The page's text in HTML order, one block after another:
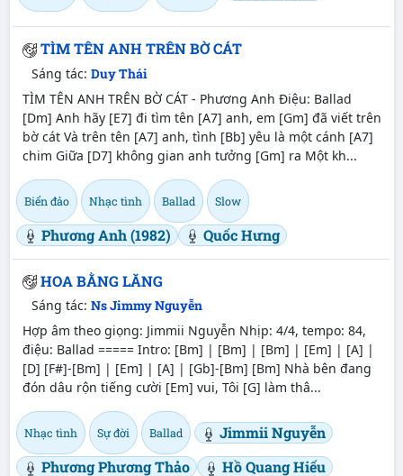
TÌM TÊN ANH TRÊN BỜ CÁT
Sáng tác: Duy Thái
TÌM TÊN ANH TRÊN BỜ CÁT - Phương Anh Điệu: Ballad
[Dm] Anh hãy [E7] đi tìm tên [A7] anh, em [Gm] đã viết trên
bờ cát Và trên tên [A7] anh, tình [Bb] yêu là một cánh [A7]
chim Giữa [D7] không gian anh tưởng [Gm] ra Một kh...
Biển đảo Nhạc tình Ballad Slow
Phương Anh (1982) Quốc Hưng
HOA BẰNG LĂNG
Sáng tác: Ns Jimmy Nguyễn
Hợp âm theo giọng: Jimmii Nguyễn Nhịp: 4/4, tempo: 84,
điệu: Ballad ===== Intro: [Bm] | [Bm] | [Bm] | [Em] | [A] |
[D] [F#]-[Bm] | [Em] | [A] | [Gb]-[Bm] [Bm] Nhà bên đang
đón dâu rộn tiếng cười [Em] vui, Tôi [G] làm thâ...
Nhạc tình Sự đời Ballad
Jimmii Nguyễn
Phương Phương Thảo
Hồ Quang Hiếu